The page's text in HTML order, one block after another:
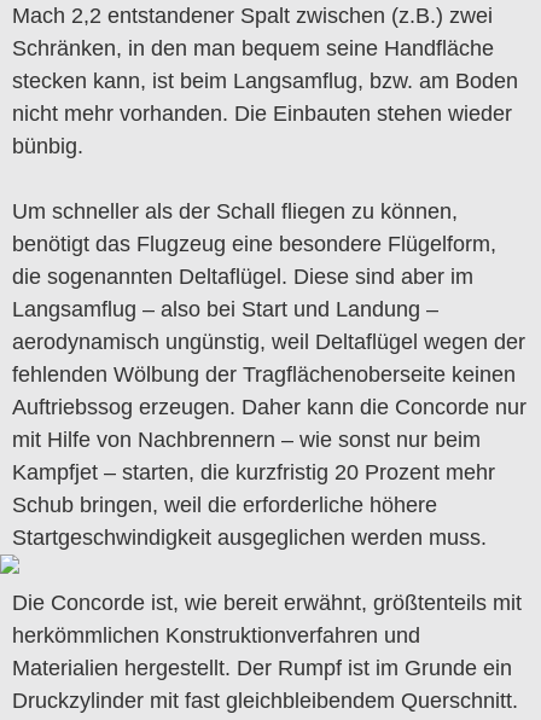
Mach 2,2 entstandener Spalt zwischen (z.B.) zwei
Schränken, in den man bequem seine Handfläche
stecken kann, ist beim Langsamflug, bzw. am Boden
nicht mehr vorhanden. Die Einbauten stehen wieder
bünbig.
Um schneller als der Schall fliegen zu können,
benötigt das Flugzeug eine besondere Flügelform,
die sogenannten Deltaflügel. Diese sind aber im
Langsamflug – also bei Start und Landung –
aerodynamisch ungünstig, weil Deltaflügel wegen der
fehlenden Wölbung der Tragflächenoberseite keinen
Auftriebssog erzeugen. Daher kann die Concorde nur
mit Hilfe von Nachbrennern – wie sonst nur beim
Kampfjet – starten, die kurzfristig 20 Prozent mehr
Schub bringen, weil die erforderliche höhere
Startgeschwindigkeit ausgeglichen werden muss.
Die Concorde ist, wie bereit erwähnt, größtenteils mit
herkömmlichen Konstruktionverfahren und
Materialien hergestellt. Der Rumpf ist im Grunde ein
Druckzylinder mit fast gleichbleibendem Querschnitt.